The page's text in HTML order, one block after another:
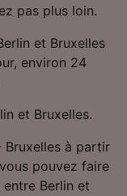
pas plus loin.
et Bruxelles
environ 24
et Bruxelles.
Bruxelles à partir
pouvez faire
Berlin et
à des
et
contenu,